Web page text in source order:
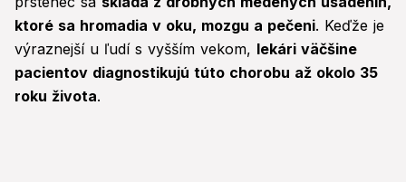
ktoré sa hromadia v oku, mozgu a pečeni. Keďže je
výraznejší u ľudí s vyšším vekom, lekári väčšine
pacientov diagnostikujú túto chorobu až okolo 35
roku života.